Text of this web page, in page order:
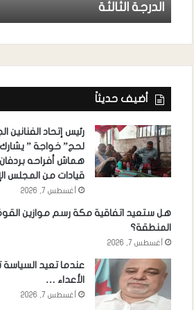
الدرجة الثالثة
أضيف حديثاً
رئيس إتحاد الفنانين
لحج” خواجة ” يشارك
هماش أفراحه
قيادات من المجلس
أغسطس 7, 2026
هل ستعيد اتفاقية مكة رسم موازين
المنطقة؟
أغسطس 7, 2026
عندما تعيد السياسة
الأعداء …
أغسطس 7, 2026